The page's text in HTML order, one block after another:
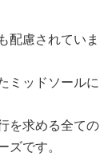
配慮されていま
ミッドソールに
を求める全ての
です。